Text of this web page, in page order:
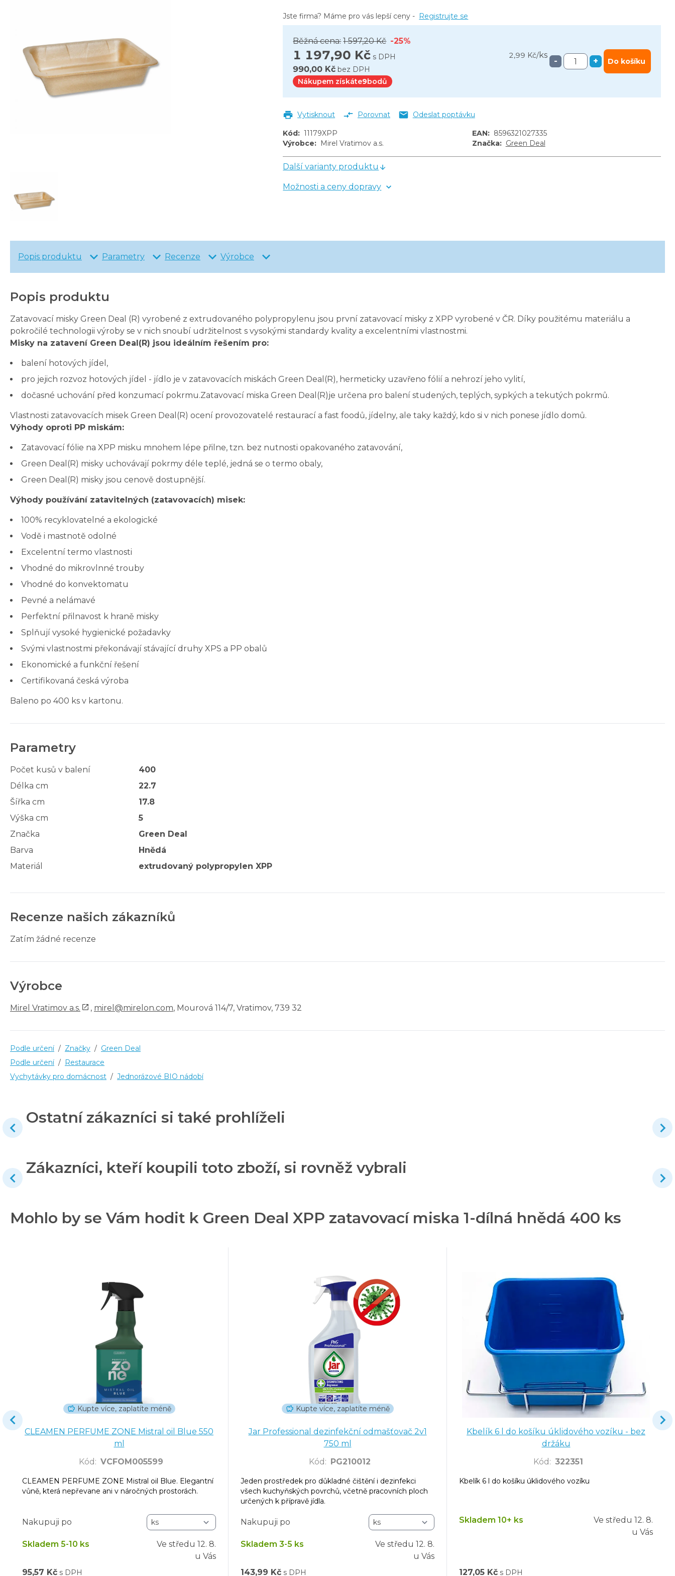
Běžná cena: 1 597,20 Kč -25%
1 197,90 Kč s DPH 2,99 Kč/ks
990,00 Kč bez DPH
Nákupem získáte9bodů
- + Do košíku
Jste firma? Máme pro vás lepší ceny - Registrujte se
Vytisknout Porovnat Odeslat poptávku
Kód: 11179XPP EAN: 8596321027335
Výrobce: Mirel Vratimov a.s. Značka: Green Deal
Další varianty produktu
Možnosti a ceny dopravy
Popis produktu Parametry Recenze Výrobce
Popis produktu
Zatavovací misky Green Deal (R) vyrobené z extrudovaného polypropylenu jsou první zatavovací misky z XPP vyrobené v ČR. Díky použitému materiálu a
pokročilé technologii výroby se v nich snoubí udržitelnost s vysokými standardy kvality a excelentními vlastnostmi.
Misky na zatavení Green Deal(R) jsou ideálním řešením pro:
balení hotových jídel,
pro jejich rozvoz hotových jídel - jídlo je v zatavovacích miskách Green Deal(R), hermeticky uzavřeno fólií a nehrozí jeho vylití,
dočasné uchování před konzumací pokrmu.Zatavovací miska Green Deal(R)je určena pro balení studených, teplých, sypkých a tekutých pokrmů.
Vlastnosti zatavovacích misek Green Deal(R) ocení provozovatelé restaurací a fast foodů, jídelny, ale taky každý, kdo si v nich ponese jídlo domů.
Výhody oproti PP miskám:
Zatavovací fólie na XPP misku mnohem lépe přilne, tzn. bez nutnosti opakovaného zatavování,
Green Deal(R) misky uchovávají pokrmy déle teplé, jedná se o termo obaly,
Green Deal(R) misky jsou cenově dostupnější.
Výhody používání zatavitelných (zatavovacích) misek:
100% recyklovatelné a ekologické
Vodě i mastnotě odolné
Excelentní termo vlastnosti
Vhodné do mikrovlnné trouby
Vhodné do konvektomatu
Pevné a nelámavé
Perfektní přilnavost k hraně misky
Splňují vysoké hygienické požadavky
Svými vlastnostmi překonávají stávající druhy XPS a PP obalů
Ekonomické a funkční řešení
Certifikovaná česká výroba
Baleno po 400 ks v kartonu.
Parametry
Počet kusů v balení
400
Délka cm
22.7
Šířka cm
17.8
Výška cm
5
Značka
Green Deal
Barva
Hnědá
Materiál
extrudovaný polypropylen XPP
Recenze našich zákazníků
Zatím žádné recenze
Výrobce
Mirel Vratimov a.s. , mirel@mirelon.com, Mourová 114/7, Vratimov, 739 32
Podle určení / Značky / Green Deal
Podle určení / Restaurace
Vychytávky pro domácnost / Jednorázové BIO nádobí
Ostatní zákazníci si také prohlíželi
Zákazníci, kteří koupili toto zboží, si rovněž vybrali
Mohlo by se Vám hodit k Green Deal XPP zatavovací miska 1-dílná hnědá 400 ks
Kupte více, zaplatíte méně
CLEAMEN PERFUME ZONE Mistral oil Blue 550
ml
Kód : VCFOM005599
CLEAMEN PERFUME ZONE Mistral oil Blue. Elegantní
vůně, která nepřevane ani v náročných prostorách.
Nakupuji po
Skladem 5-10 ks Ve středu 12. 8.
u Vás
95,57 Kč s DPH
Kupte více, zaplatíte méně
Jar Professional dezinfekční odmašťovač 2v1
750 ml
Kód : PG210012
Jeden prostředek pro důkladné čištění i dezinfekci
všech kuchyňských povrchů, včetně pracovních ploch
určených k přípravě jídla.
Nakupuji po
Skladem 3-5 ks Ve středu 12. 8.
u Vás
143,99 Kč s DPH
Kbelík 6 l do košíku úklidového vozíku - bez
držáku
Kód : 322351
Kbelík 6 l do košíku úklidového vozíku
Skladem 10+ ks Ve středu 12. 8.
u Vás
127,05 Kč s DPH